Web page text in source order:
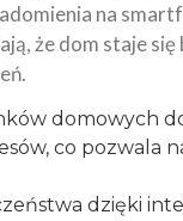
na
że dom staje
domowych
co pozwala
dzięki